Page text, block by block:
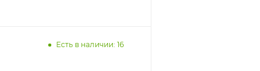
Есть в наличии: 16